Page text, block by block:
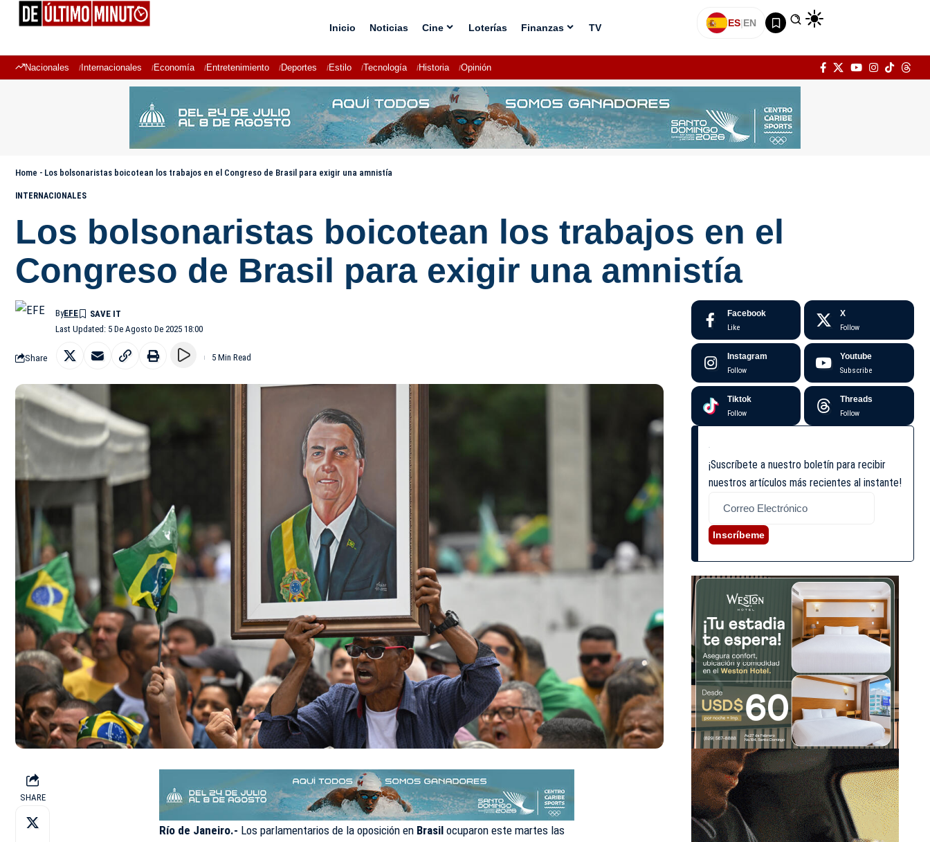
Inicio Noticias Cine Loterías Finanzas TV ES|EN
Nacionales Internacionales Economía Entretenimiento Deportes Estilo Tecnología Historia Opinión
Home - Los bolsonaristas boicotean los trabajos en el Congreso de Brasil para exigir una amnistía
INTERNACIONALES
Los bolsonaristas boicotean los trabajos en el
Congreso de Brasil para exigir una amnistía
Last Updated: 5 De Agosto De 2025 18:00
ByEFE
Share 5 Min Read
SHARE
Río de Janeiro.- Los parlamentarios de la oposición en Brasilocuparon este martes las
Facebook
Like
X
Follow
Instagram
Follow
Youtube
Subscribe
Tiktok
Follow
Threads
Follow
¡Suscríbete a nuestro boletín para recibir
nuestros artículos más recientes al instante!
Inscríbeme